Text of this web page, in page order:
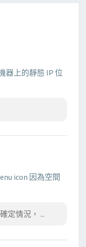
器上的靜態 IP 位
icon 因為空間
定情況， ...